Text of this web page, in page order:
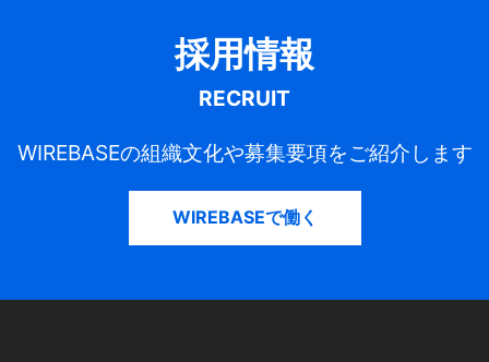
採用情報
RECRUIT
WIREBASEの組織文化や募集要項をご紹介します
WIREBASEで働く